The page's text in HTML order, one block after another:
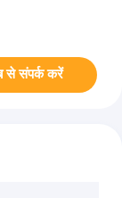
से संपर्क करें